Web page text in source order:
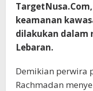
keamanan
dilakukan dalam
Lebaran.
Demikian perwira
Rachmadan